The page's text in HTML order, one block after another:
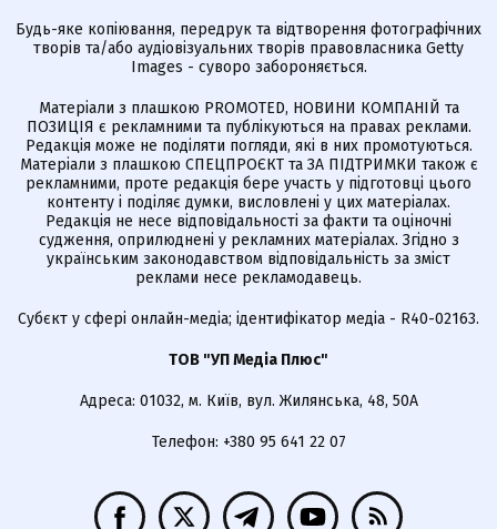
Будь-яке копіювання, передрук та відтворення фотографічних
творів та/або аудіовізуальних творів правовласника Getty
Images - суворо забороняється.
Матеріали з плашкою PROMOTED, НОВИНИ КОМПАНІЙ та
ПОЗИЦІЯ є рекламними та публікуються на правах реклами.
Редакція може не поділяти погляди, які в них промотуються.
Матеріали з плашкою СПЕЦПРОЄКТ та ЗА ПІДТРИМКИ також є
рекламними, проте редакція бере участь у підготовці цього
контенту і поділяє думки, висловлені у цих матеріалах.
Редакція не несе відповідальності за факти та оціночні
судження, оприлюднені у рекламних матеріалах. Згідно з
українським законодавством відповідальність за зміст
реклами несе рекламодавець.
Cубєкт у сфері онлайн-медіа; ідентифікатор медіа - R40-02163.
ТОВ "УП Медіа Плюс"
Адреса: 01032, м. Київ, вул. Жилянська, 48, 50А
Телефон: +380 95 641 22 07